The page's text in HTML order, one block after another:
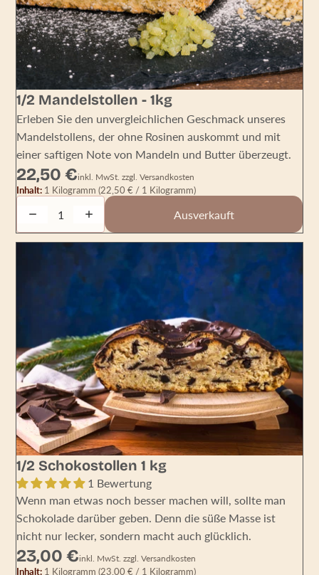
AUSVERKAUFT
1/2 Mandelstollen - 1kg
Erleben Sie den unvergleichlichen Geschmack unseres
Mandelstollens, der ohne Rosinen auskommt und mit
einer saftigen Note von Mandeln und Butter überzeugt.
22,50 €inkl. MwSt. zzgl. Versandkosten
Inhalt: 1 Kilogramm(22,50 € / 1 Kilogramm)
Decrease quantityIncrease quantity Ausverkauft
AUSVERKAUFT
1/2 Schokostollen 1 kg
1 Bewertung
Wenn man etwas noch besser machen will, sollte man
Schokolade darüber geben. Denn die süße Masse ist
nicht nur lecker, sondern macht auch glücklich.
23,00 €inkl. MwSt. zzgl. Versandkosten
Inhalt: 1 Kilogramm(23,00 € / 1 Kilogramm)